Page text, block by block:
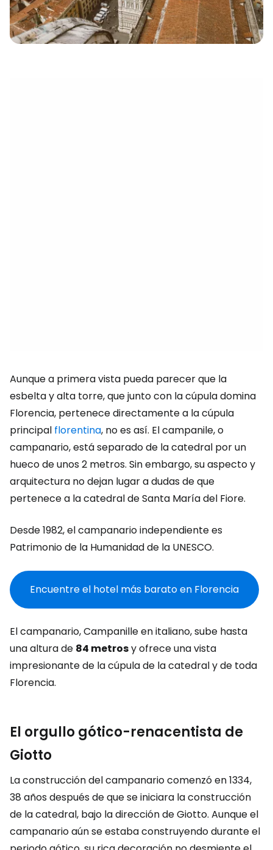
Aunque a primera vista pueda parecer que la
esbelta y alta torre, que junto con la cúpula domina
Florencia, pertenece directamente a la cúpula
principal florentina, no es así. El campanile, o
campanario, está separado de la catedral por un
hueco de unos 2 metros. Sin embargo, su aspecto y
arquitectura no dejan lugar a dudas de que
pertenece a la catedral de Santa María del Fiore.
Desde 1982, el campanario independiente es
Patrimonio de la Humanidad de la UNESCO.
Encuentre el hotel más barato en Florencia
El campanario, Campanille en italiano, sube hasta
una altura de 84 metrosy ofrece una vista
impresionante de la cúpula de la catedral y de toda
Florencia.
El orgullo gótico-renacentista de
Giotto
La construcción del campanario comenzó en 1334,
38 años después de que se iniciara la construcción
de la catedral, bajo la dirección de Giotto. Aunque el
campanario aún se estaba construyendo durante el